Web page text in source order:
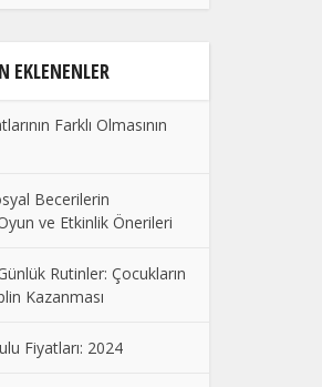
EKLENENLER
Farklı Olmasının
Becerilerin
ve Etkinlik Önerileri
Rutinler: Çocukların
Kazanması
Fiyatları: 2024